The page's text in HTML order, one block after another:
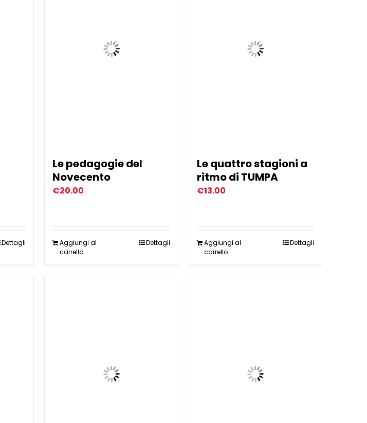
Dettagli
Le pedagogie del
Novecento
€20.00
Aggiungi al
carrello
Dettagli
Le quattro stagioni a
ritmo di TUMPA
€13.00
Aggiungi al
carrello
Dettagli